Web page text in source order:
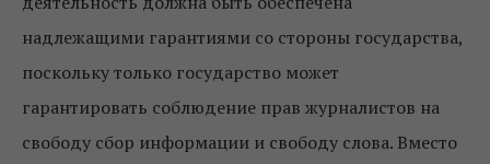
надлежащими гарантиями со стороны государства,
поскольку только государство может
гарантировать соблюдение прав журналистов на
свободу сбор информации и свободу слова. Вместо